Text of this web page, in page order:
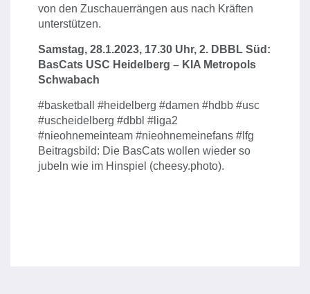
von den Zuschauerrängen aus nach Kräften
unterstützen.
Samstag, 28.1.2023, 17.30 Uhr, 2. DBBL Süd:
BasCats USC Heidelberg – KIA Metropols
Schwabach
#basketball #heidelberg #damen #hdbb #usc
#uscheidelberg #dbbl #liga2
#nieohnemeinteam #nieohnemeinefans #lfg
Beitragsbild: Die BasCats wollen wieder so
jubeln wie im Hinspiel (cheesy.photo).